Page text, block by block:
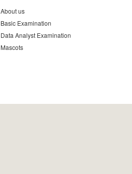
About us
Basic Examination
Data Analyst Examination
Mascots